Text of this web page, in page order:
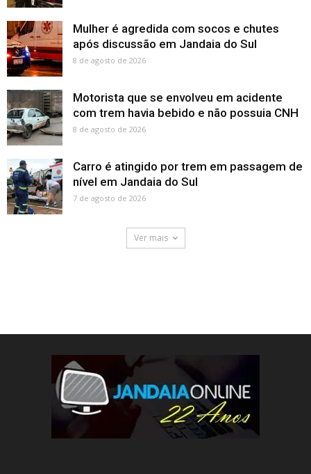
Mulher é agredida com socos e chutes
após discussão em Jandaia do Sul
8 de agosto de 2026
Motorista que se envolveu em acidente
com trem havia bebido e não possuia CNH
8 de agosto de 2026
Carro é atingido por trem em passagem de
nível em Jandaia do Sul
7 de agosto de 2026
Ver mais